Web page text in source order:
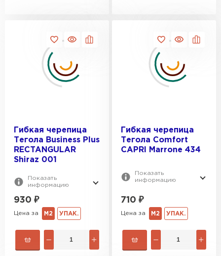
Гибкая черепица
Тегола Business Plus
RECTANGULAR
Shiraz 001
Показать
информацию
930 ₽
Цена за М2 УПАК.
Гибкая черепица
Тегола Comfort
CAPRI Marrone 434
Показать
информацию
710 ₽
Цена за М2 УПАК.